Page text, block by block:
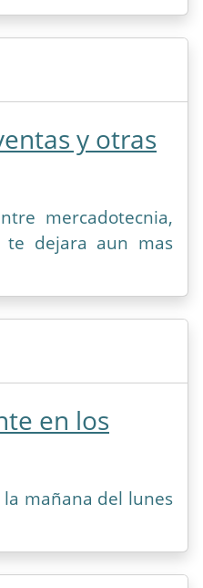
y otras
mercadotecnia,
te dejara aun mas
en los
mañana del lunes